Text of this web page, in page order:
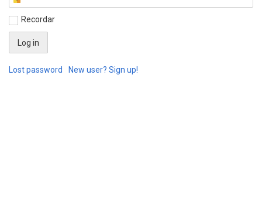
Recordar
Lost password New user? Sign up!